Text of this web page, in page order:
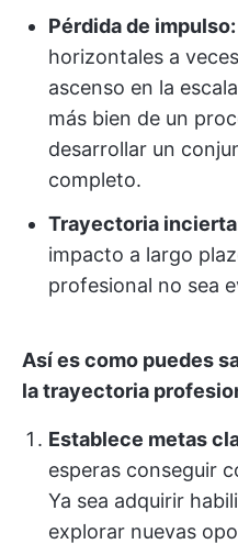
Pérdida de impulso:
horizontales a
ascenso en la
más bien de un
desarrollar un
completo.
Trayectoria
impacto a largo
profesional no sea
Así es como puedes
la trayectoria
Establece metas
esperas conseguir
Ya sea adquirir
explorar nuevas